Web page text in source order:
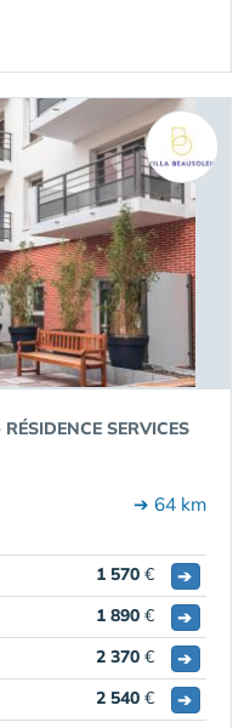
SERVICES
➔ 64 km
1 570 €
➔
1 890 €
➔
2 370 €
➔
2 540 € ➔